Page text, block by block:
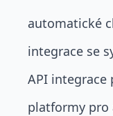
automatické
integrace se
API integrace
platformy pro